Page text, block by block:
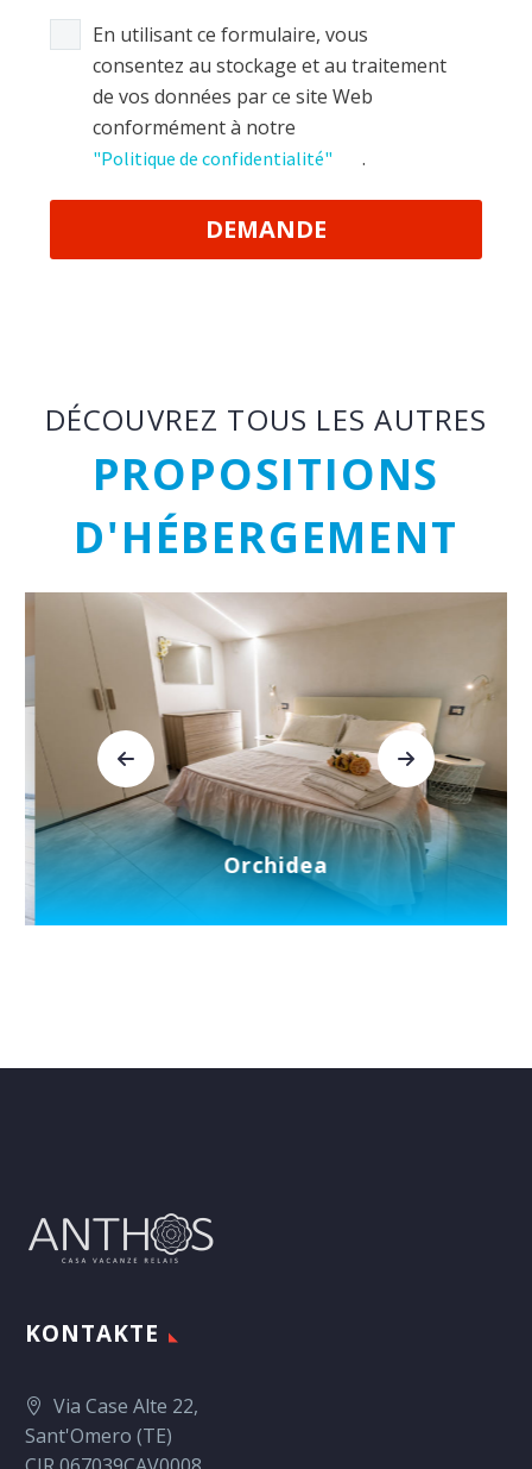
En utilisant ce formulaire, vous
consentez au stockage et au traitement
de vos données par ce site Web
conformément à notre
"Politique de confidentialité" .
DÉCOUVREZ TOUS LES AUTRES
PROPOSITIONS
D'HÉBERGEMENT
Orchidea
KONTAKTE
Via Case Alte 22,
Sant'Omero (TE)